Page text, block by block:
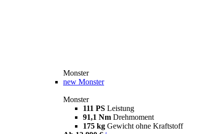
Monster
new Monster
Monster
111 PS Leistung
91,1 Nm Drehmoment
175 kg Gewicht ohne Kraftstoff